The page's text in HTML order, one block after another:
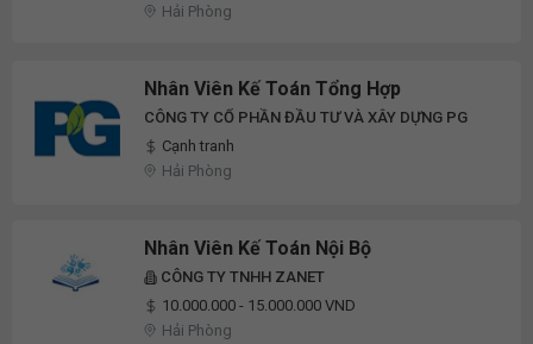
Hải Phòng
Nhân Viên Kế Toán Tổng Hợp
CÔNG TY CỔ PHẦN ĐẦU TƯ VÀ XÂY DỰNG PG
Cạnh tranh
Hải Phòng
Nhân Viên Kế Toán Nội Bộ
CÔNG TY TNHH ZANET
10.000.000 - 15.000.000 VND
Hải Phòng